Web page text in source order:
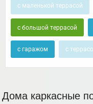
с маленькой террасой
с большой террасой
с гаражом с
Дома каркасные